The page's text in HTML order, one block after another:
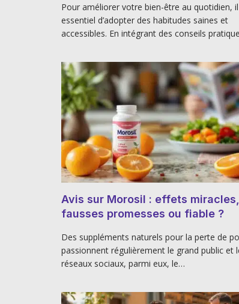
Pour améliorer votre bien-être au quotidien,
essentiel d’adopter des habitudes saines et
accessibles. En intégrant des conseils
Avis sur Morosil : effets miracles,
fausses promesses ou fiable ?
Des suppléments naturels pour la perte de
passionnent régulièrement le grand public et
réseaux sociaux, parmi eux, le…